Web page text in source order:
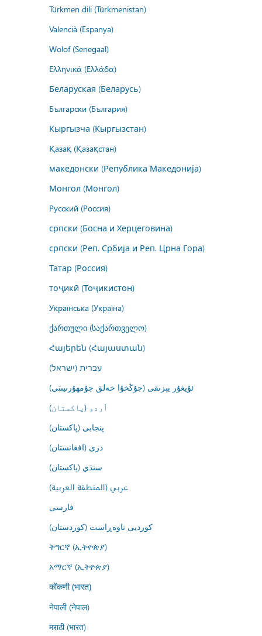
Türkmen dili (Türkmenistan)
Valencià (Espanya)
Wolof (Senegaal)
Ελληνικά (Ελλάδα)
Беларуская (Беларусь)
Български (България)
Кыргызча (Кыргызстан)
Қазақ (Қазақстан)
македонски (Република Македонија)
Монгол (Монгол)
Русский (Россия)
српски (Босна и Херцеговина)
српски (Реп. Србија и Реп. Црна Гора)
Татар (Россия)
тоҷикӣ (Тоҷикистон)
Українська (Україна)
ქართული (საქართველო)
Հայերեն (Հայաստան)
עברית (ישראל)
ئۇيغۇر يېزىقى (جۇڭخۇا خەلق جۇمھۇرىيىتى)
اُردو (پاکستان)
پنجابی (پاکستان)
درى (افغانستان)
سنڌي (پاکستان)
عربي (المنطقة العربية)
فارسى
کوردیی ناوەڕاست (کوردستان)
ትግርኛ (ኢትዮጵያ)
አማርኛ (ኢትዮጵያ)
कोंकणी (भारत)
नेपाली (नेपाल)
मराठी (भारत)